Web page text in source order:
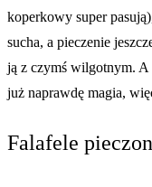
koperkowy super
sucha, a pieczenie
ją z czymś wilgotnym. A
już naprawdę magia,
Falafele